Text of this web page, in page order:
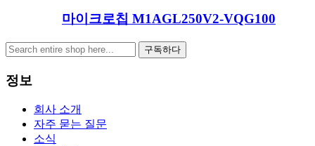
마이크로칩 M1AGL250V2-VQG100
구독하다
정보
회사 소개
자주 묻는 질문
소식